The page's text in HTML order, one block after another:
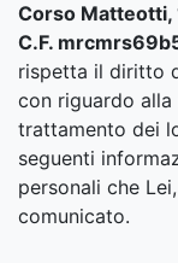
Corso Matteotti,
C.F.
rispetta il diritto
con riguardo
trattamento dei
seguenti
personali che
comunicato.